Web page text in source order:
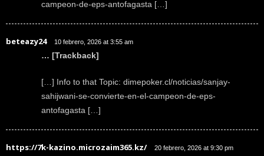
campeon-de-eps-antofagasta […]
beteazy24 10 febrero, 2026 at 3:55 am
… [Trackback]
[…] Info to that Topic: dimepoker.cl/noticias/sanjay-
sahijwani-se-convierte-en-el-campeon-de-eps-
antofagasta […]
https://7k-kazino.microzaim365.kz/ 20 febrero, 2026 at 9:30 pm